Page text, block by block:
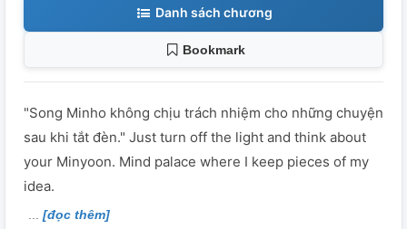
Danh sách chương
Bookmark
"Song Minho không chịu trách nhiệm cho những chuyện
sau khi tắt đèn." Just turn off the light and think about
your Minyoon. Mind palace where I keep pieces of my
idea.
[đọc thêm]